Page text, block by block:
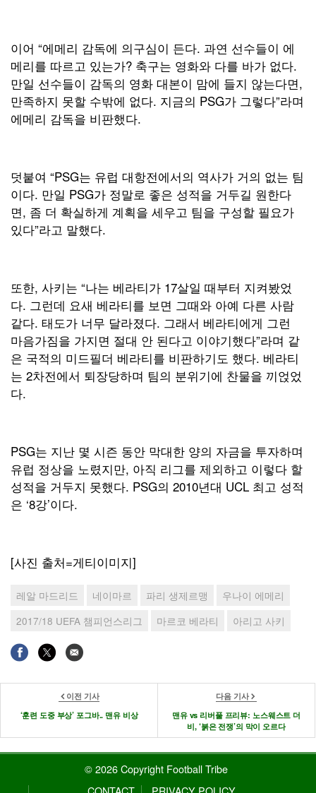
이어 “에메리 감독에 의구심이 든다. 과연 선수들이 에
메리를 따르고 있는가? 축구는 영화와 다를 바가 없다.
만일 선수들이 감독의 영화 대본이 맘에 들지 않는다면,
만족하지 못할 수밖에 없다. 지금의 PSG가 그렇다”라며
에메리 감독을 비판했다.
덧붙여 “PSG는 유럽 대항전에서의 역사가 거의 없는 팀
이다. 만일 PSG가 정말로 좋은 성적을 거두길 원한다
면, 좀 더 확실하게 계획을 세우고 팀을 구성할 필요가
있다”라고 말했다.
또한, 사키는 “나는 베라티가 17살일 때부터 지켜봤었
다. 그런데 요새 베라티를 보면 그때와 아예 다른 사람
같다. 태도가 너무 달라졌다. 그래서 베라티에게 그런
마음가짐을 가지면 절대 안 된다고 이야기했다”라며 같
은 국적의 미드필더 베라티를 비판하기도 했다. 베라티
는 2차전에서 퇴장당하며 팀의 분위기에 찬물을 끼얹었
다.
PSG는 지난 몇 시즌 동안 막대한 양의 자금을 투자하며
유럽 정상을 노렸지만, 아직 리그를 제외하고 이렇다 할
성적을 거두지 못했다. PSG의 2010년대 UCL 최고 성적
은 ‘8강’이다.
[사진 출처=게티이미지]
레알 마드리드 네이마르 파리 생제르맹
우나이 에메리
2017/18 UEFA 챔피언스리그
마르코 베라티 아리고 사키
이전 기사
‘훈련 도중 부상’ 포그바.. 맨유 비상
다음 기사
맨유 vs 리버풀 프리뷰: 노스웨스트 더
비, ‘붉은 전쟁’의 막이 오르다
© 2026 Copyright Football Tribe